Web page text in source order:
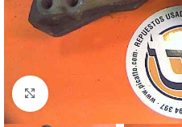
Click to enlarge